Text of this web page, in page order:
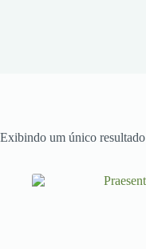
Exibindo um único resultado